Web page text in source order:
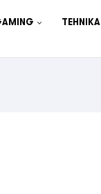
TEHNIKA